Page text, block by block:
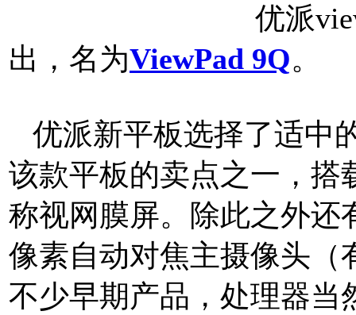
优派
出，名为ViewPad 9Q。
优派新平板选择了适中
该款平板的卖点之一，搭
称视网膜屏。除此之外还
像素自动对焦主摄像头（
不少早期产品，处理器当